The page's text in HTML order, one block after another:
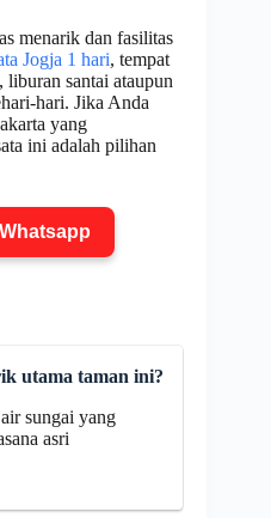
menarik dan fasilitas
Jogja 1 hari, tempat
santai ataupun
hari. Jika Anda
yang
ini adalah pilihan
utama taman ini?
sungai yang
asri